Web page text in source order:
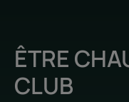
ÊTRE
CLUB